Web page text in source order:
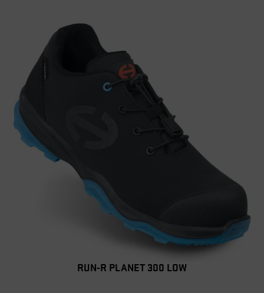
RUN-R PLANET 300 LOW